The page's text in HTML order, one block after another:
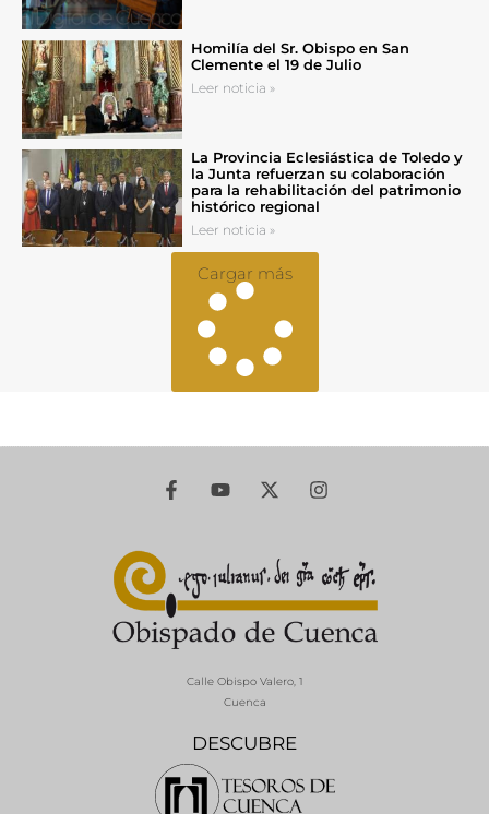
Homilía del Sr. Obispo en San
Clemente el 19 de Julio
Leer noticia »
La Provincia Eclesiástica de Toledo y
la Junta refuerzan su colaboración
para la rehabilitación del patrimonio
histórico regional
Leer noticia »
Cargar más
DESCUBRE
Calle Obispo Valero, 1
Cuenca